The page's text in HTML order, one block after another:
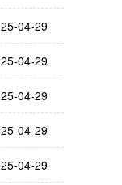
04-29
04-29
04-29
04-29
04-29